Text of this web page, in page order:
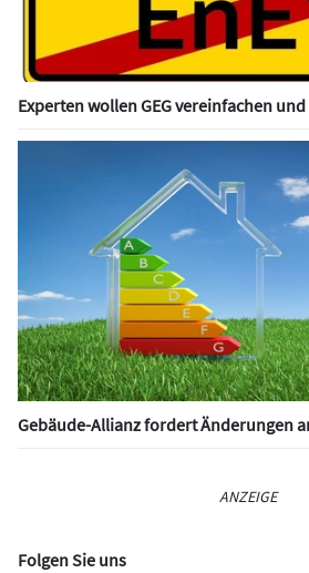
Experten wollen GEG vereinfachen
Gebäude-Allianz fordert Änderungen
ANZEIGE
Folgen Sie uns